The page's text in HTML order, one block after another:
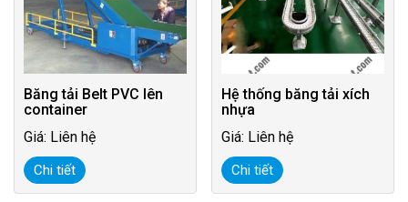
Băng tải Belt PVC lên
container
Giá: Liên hệ
Chi tiết
Hệ thống băng tải xích
nhựa
Giá: Liên hệ
Chi tiết